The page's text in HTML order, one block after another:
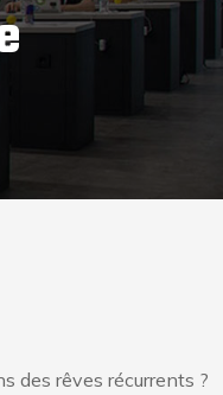
des rêves récurrents ?